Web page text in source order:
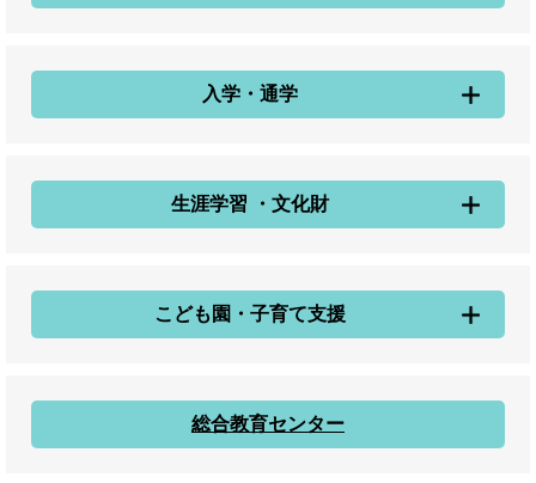
入学・通学
生涯学習 ・文化財
こども園・子育て支援
総合教育センター